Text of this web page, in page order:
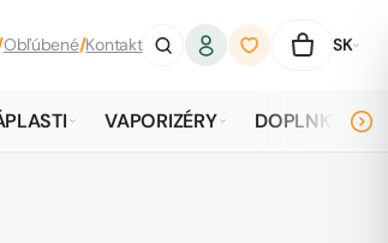
Obľúbené/Kontakt SK
VAPORIZÉRY DOPLNKY